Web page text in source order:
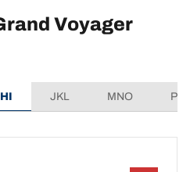
Voyager
JKL MNO